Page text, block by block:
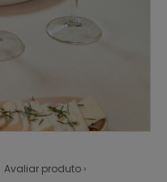
Avaliar produto ›